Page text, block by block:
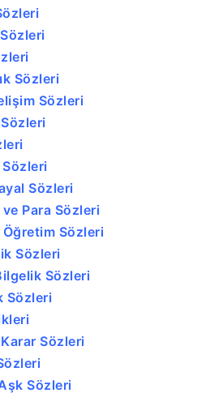
Sözleri
Sözleri
Sözleri
Para Sözleri
Sözleri
Sözleri
Sözleri
Sözleri
Sözleri
Sözleri